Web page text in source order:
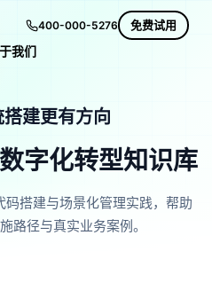
400-000-5276 免费试用
我们
建更有方向
字化转型知识库
搭建与场景化管理实践，帮助
路径与真实业务案例。